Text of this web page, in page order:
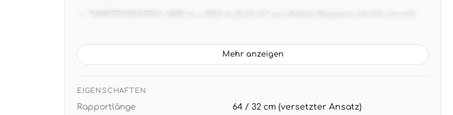
MODERNES DESIGN: Stilvolle Palmenwedel in sanftem Blauton
harmonieren perfekt mit weißen, beigen oder hellen Holzmöbeln im
EINFACHE VERARBEITUNG: Wand einkleistern, Tapete trocken aufbringen
und später restlos trocken abziehbar - professionelle Verarbeitung
Mehr anzeigen
EIGENSCHAFTEN
Rapportlänge
64 / 32 cm (versetzter Ansatz)